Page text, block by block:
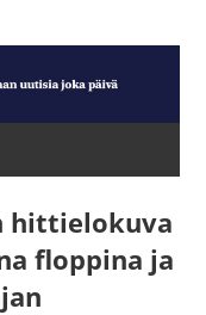
hittielokuva
floppina ja